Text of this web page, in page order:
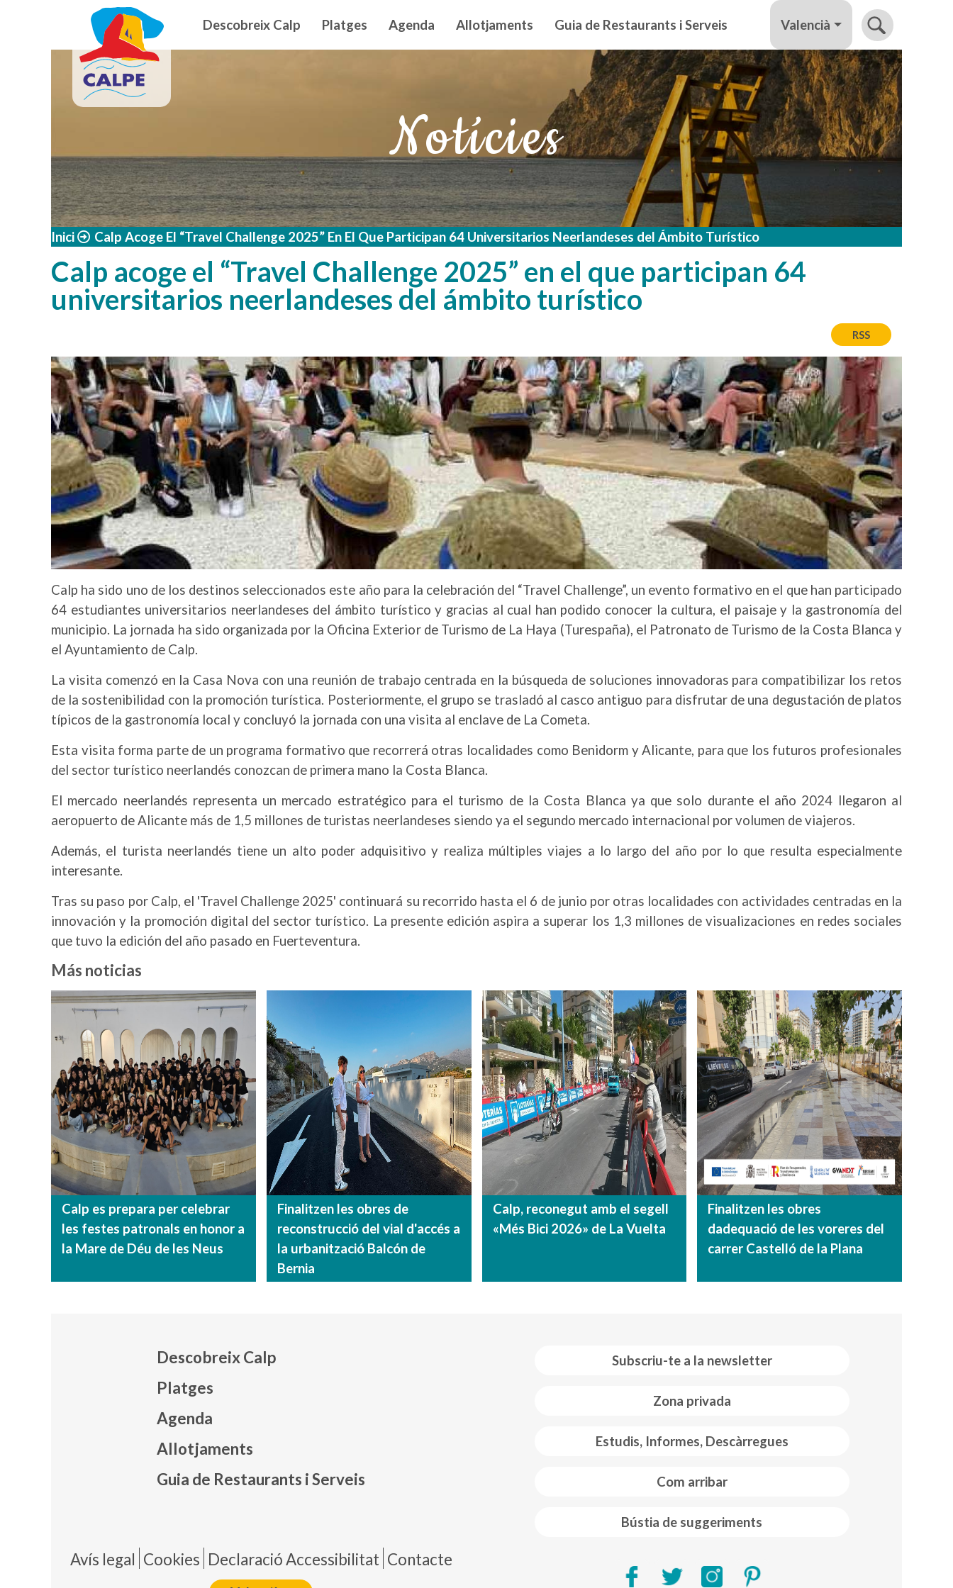
Vés al contingut Navegación principal
Descobreix Calp Platges Agenda Allotjaments Guia de Restaurants i Serveis Valencià
Notícies
Inici Calp Acoge El “Travel Challenge 2025” En El Que Participan 64 Universitarios Neerlandeses del Ámbito Turístico
Calp acoge el “Travel Challenge 2025” en el que participan 64
universitarios neerlandeses del ámbito turístico
RSS
Imatge
Calp ha sido uno de los destinos seleccionados este año para la celebración del “Travel Challenge”, un evento formativo en el que han participado
64 estudiantes universitarios neerlandeses del ámbito turístico y gracias al cual han podido conocer la cultura, el paisaje y la gastronomía del
municipio. La jornada ha sido organizada por la Oficina Exterior de Turismo de La Haya (Turespaña), el Patronato de Turismo de la Costa Blanca y
el Ayuntamiento de Calp.
La visita comenzó en la Casa Nova con una reunión de trabajo centrada en la búsqueda de soluciones innovadoras para compatibilizar los retos
de la sostenibilidad con la promoción turística. Posteriormente, el grupo se trasladó al casco antiguo para disfrutar de una degustación de platos
típicos de la gastronomía local y concluyó la jornada con una visita al enclave de La Cometa.
Esta visita forma parte de un programa formativo que recorrerá otras localidades como Benidorm y Alicante, para que los futuros profesionales
del sector turístico neerlandés conozcan de primera mano la Costa Blanca.
El mercado neerlandés representa un mercado estratégico para el turismo de la Costa Blanca ya que solo durante el año 2024 llegaron al
aeropuerto de Alicante más de 1,5 millones de turistas neerlandeses siendo ya el segundo mercado internacional por volumen de viajeros.
Además, el turista neerlandés tiene un alto poder adquisitivo y realiza múltiples viajes a lo largo del año por lo que resulta especialmente
interesante.
Tras su paso por Calp, el 'Travel Challenge 2025' continuará su recorrido hasta el 6 de junio por otras localidades con actividades centradas en la
innovación y la promoción digital del sector turístico. La presente edición aspira a superar los 1,3 millones de visualizaciones en redes sociales
que tuvo la edición del año pasado en Fuerteventura.
Más noticias
Calp es prepara per celebrar
les festes patronals en honor a
la Mare de Déu de les Neus
Finalitzen les obres de
reconstrucció del vial d'accés a
la urbanització Balcón de
Bernia
Calp, reconegut amb el segell
«Més Bici 2026» de La Vuelta
Finalitzen les obres
dadequació de les voreres del
carrer Castelló de la Plana
Subscriu-te a la newsletter
Zona privada
Estudis, Informes, Descàrregues
Com arribar
Bústia de suggeriments
Descobreix Calp
Platges
Agenda
Allotjaments
Guia de Restaurants i Serveis
Pie de página
Avís legal Cookies Declaració Accessibilitat Contacte